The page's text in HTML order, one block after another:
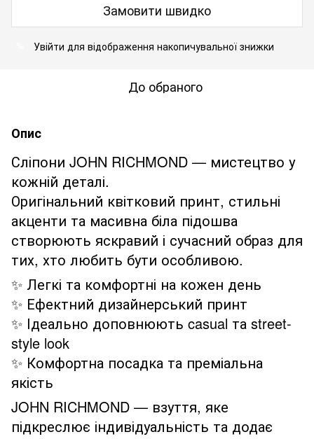
Замовити швидко
Увійти для відображення накопичувальної знижки
До обраного
Опис
Сліпони JOHN RICHMOND — мистецтво у
кожній деталі.
Оригінальний квітковий принт, стильні
акценти та масивна біла підошва
створюють яскравий і сучасний образ для
тих, хто любить бути особливою.
✨ Легкі та комфортні на кожен день
✨ Ефектний дизайнерський принт
✨ Ідеально доповнюють casual та street-
style look
✨ Комфортна посадка та преміальна
якість
JOHN RICHMOND — взуття, яке
підкреслює індивідуальність та додає